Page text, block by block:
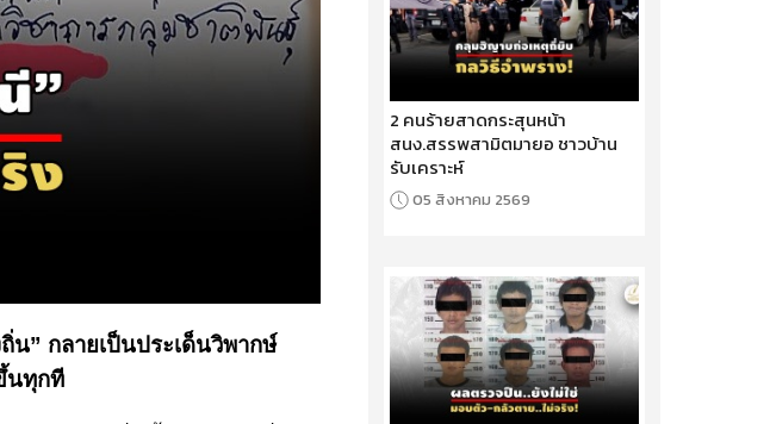
น” กลายเป็นประเด็นวิพากษ์
นทุกที
2 คนร้ายสาดกระสุนหน้า
สนง.สรรพสามิตมายอ ชาวบ้าน
รับเคราะห์
05 สิงหาคม 2569